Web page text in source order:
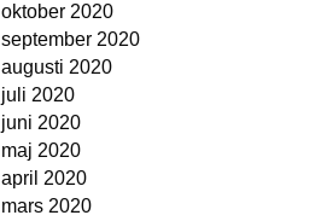
oktober 2020
september 2020
augusti 2020
juli 2020
juni 2020
maj 2020
april 2020
mars 2020